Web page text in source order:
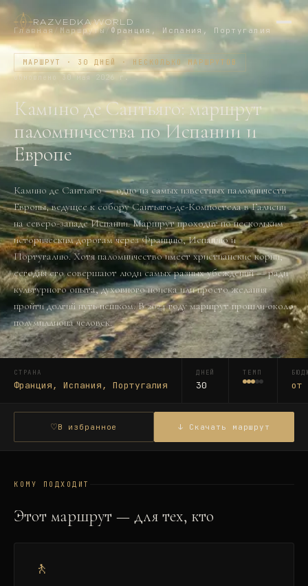
RAZVEDKA·WORLD
Главная/Маршруты/ Франция, Испания, Португалия
МАРШРУТ · 30 ДНЕЙ · НЕСКОЛЬКО МАРШРУТОВ
обновлено
30 мая 2026 г.
Камино де Сантьяго: маршрут
паломничества по Испании и
Европе
Камино де Сантьяго — одно из самых известных паломничеств
Европы, ведущее к собору Сантьяго-де-Компостела в Галисии
на северо-западе Испании. Маршрут проходит по нескольким
историческим дорогам через Францию, Испанию и
Португалию. Хотя паломничество имеет христианские корни,
сегодня его совершают люди самых разных убеждений — ради
культурного опыта, духовного поиска или просто желания
пройти долгий путь пешком. В 2024 году маршрут прошли около
полумиллиона человек.
СТРАНА
Франция, Испания, Португалия
ДНЕЙ
30
ТЕМП
от
♡В избранное ↓ Скачать маршрут
КОМУ ПОДХОДИТ
Этот маршрут — для тех, кто
🚶